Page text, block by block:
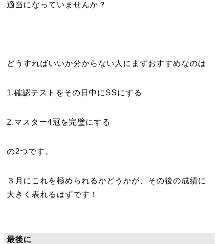
適当になっていませんか？
どうすればいいか分からない人にまずおすすめなのは
1.確認テストをその日中にSSにする
2.マスター4冠を完璧にする
の2つです。
３月にこれを極められるかどうかが、その後の成績に
大きく表れるはずです！
最後に